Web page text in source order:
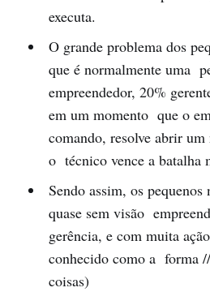
executa.
O grande problema dos
que é normalmente uma
empreendedor, 20%
em um momento que o
comando, resolve abrir
o técnico vence a batalha
Sendo assim, os
quase sem visão
gerência, e com muita
conhecido como a forma
coisas)